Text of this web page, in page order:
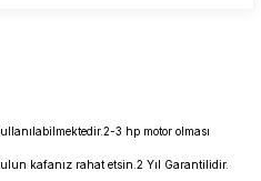
3 hp motor olması
kafanız rahat etsin.2 Yıl Garantilidir.